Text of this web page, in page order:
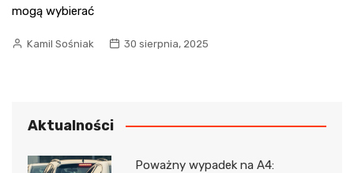
mogą wybierać
Kamil Sośniak 30 sierpnia, 2025
Aktualności
Poważny wypadek na A4: